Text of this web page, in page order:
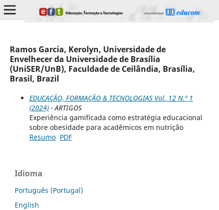
Ramos Garcia, Kerolyn, Universidade de
Envelhecer da Universidade de Brasília
(UniSER/UnB), Faculdade de Ceilândia, Brasília,
Brasil, Brazil
EDUCAÇÃO, FORMAÇÃO & TECNOLOGIAS Vol. 12 N.º 1
(2024)- ARTIGOS
Experiência gamificada como estratégia educacional
sobre obesidade para acadêmicos em nutrição
Resumo PDF
Idioma
Português (Portugal)
English